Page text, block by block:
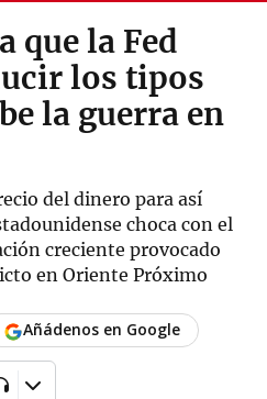
que la Fed
los tipos
la guerra en
del dinero para así
choca con el
creciente provocado
en Oriente Próximo
Añádenos en Google